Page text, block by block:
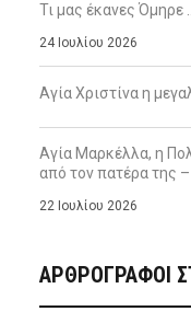
Τι μας έκανες Όμηρε
24 Ιουλίου 2026
Αγία Χριστίνα η
Αγία Μαρκέλλα, η
από τον πατέρα της
22 Ιουλίου 2026
ΑΡΘΡΟΓΡΑΦΟΙ